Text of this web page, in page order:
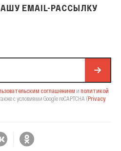
EMAIL-РАССЫЛКУ
соглашением и политикой
с условиями Google reCAPTCHA (Privacy